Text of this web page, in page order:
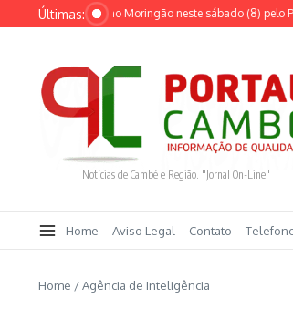
Ir para o conteúdo
Últimas:
Vôlei joga no Moringão neste sábado (8) pelo
Notícias de Cambé e Região. "Jornal On-Line"
Home Aviso Legal Contato
Home /Agência de Inteligência